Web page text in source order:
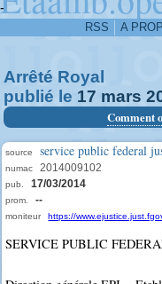
-
RSS A
Arrêté Royal
publié le 17 mars
Comment
source service public federal
numac 2014009102
pub. 17/03/2014
prom. --
moniteur https://
SERVICE PUBLIC